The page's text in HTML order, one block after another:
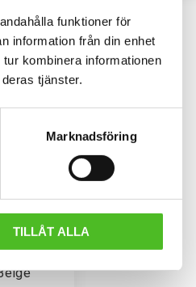
funktioner för
information från din enhet
kombinera informationen
tjänster.
Marknadsföring
TILLÅT ALLA